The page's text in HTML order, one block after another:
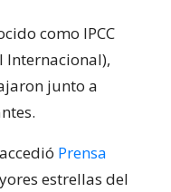
como IPCC
Internacional),
junto a
Prensa
estrellas del